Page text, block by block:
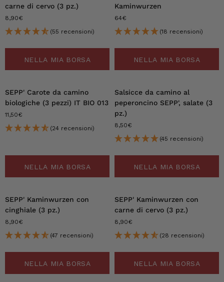
carne di cervo (3 pz.)
8,90€
(55 recensioni)
NELLA MIA BORSA
Kaminwurzen
64€
(18 recensioni)
NELLA MIA BORSA
SEPP' Carote da camino
biologiche (3 pezzi) IT BIO 013
11,50€
(24 recensioni)
NELLA MIA BORSA
Salsicce da camino al
peperoncino SEPP', salate (3
pz.)
8,50€
(45 recensioni)
NELLA MIA BORSA
SEPP' Kaminwurzen con
cinghiale (3 pz.)
8,90€
(47 recensioni)
NELLA MIA BORSA
SEPP' Kaminwurzen con
carne di cervo (3 pz.)
8,90€
(28 recensioni)
NELLA MIA BORSA